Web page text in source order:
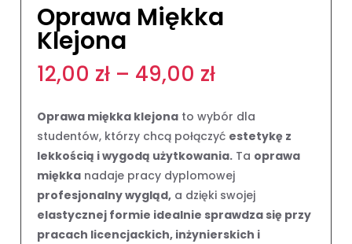
Oprawa Miękka
Klejona
12,00 zł – 49,00 złZakres
od
12,00 zł
do
49,00 zł
Oprawa miękka klejona to wybór dla
studentów, którzy chcą połączyć estetykę z
lekkością i wygodą użytkowania. Ta oprawa
miękka nadaje pracy dyplomowej
profesjonalny wygląd, a dzięki swojej
elastycznej formie idealnie sprawdza się przy
pracach licencjackich, inżynierskich i